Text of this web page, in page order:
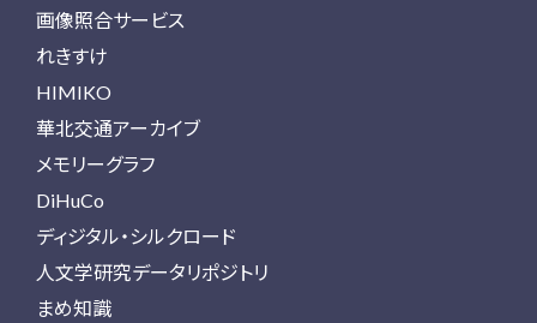
画像照合サービス
れきすけ
HIMIKO
華北交通アーカイブ
メモリーグラフ
DiHuCo
ディジタル・シルクロード
人文学研究データリポジトリ
まめ知識